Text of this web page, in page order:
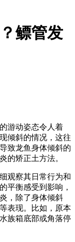
鳔管发
游动姿态令人着
倾斜的情况，这往
致龙鱼身体倾斜的
的矫正土方法。
观察其日常行为和
平衡感受到影响，
，除了身体倾斜
表现。比如，原本
族箱底部或角落停